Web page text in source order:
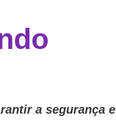
a segurança e